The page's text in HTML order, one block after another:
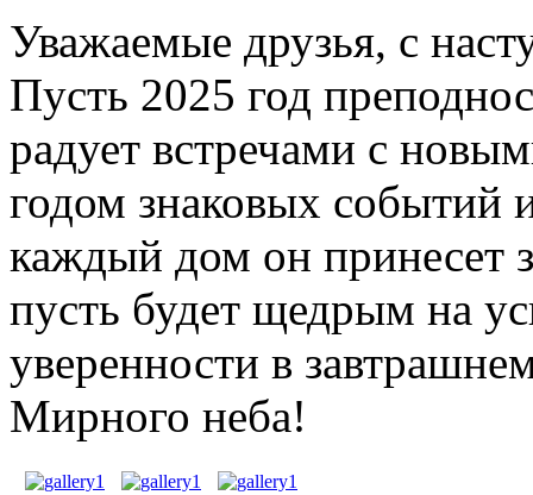
Уважаемые друзья, с
Пусть 2025 год
радует встречами с
годом знаковых событий
каждый дом он принесет
пусть будет щедрым на
уверенности в
Мирного неба!